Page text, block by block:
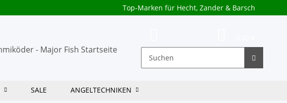
Top-Marken für Hecht, Zander & Barsch
SALE ANGELTECHNIKEN